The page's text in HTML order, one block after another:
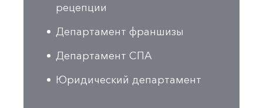
рецепции
Департамент франшизы
Департамент СПА
Юридический департамент